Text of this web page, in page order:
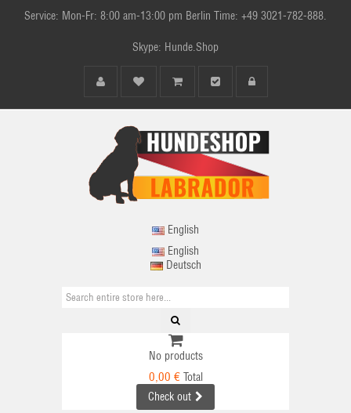
Service: Mon-Fr: 8:00 am-13:00 pm Berlin Time: +49 3021-782-888.
Skype: Hunde.Shop
English
English
Deutsch
No products
0,00 € Total
Check out